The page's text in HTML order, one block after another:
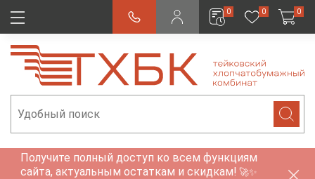
0 0 0
Получите полный доступ ко всем функциям
сайта, актуальным остаткам и скидкам! 🚀✨